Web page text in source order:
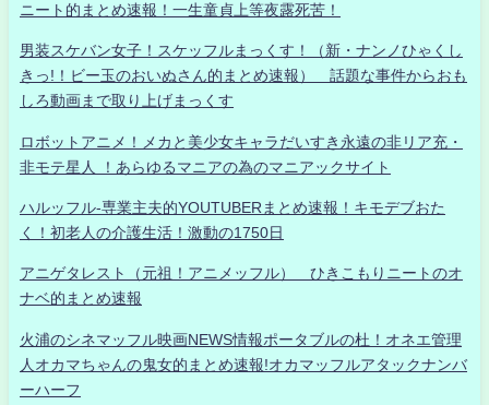
ニート的まとめ速報！一生童貞上等夜露死苦！
男装スケバン女子！スケッフルまっくす！（新・ナンノひゃくし
きっ!！ビー玉のおいぬさん的まとめ速報） 話題な事件からおも
しろ動画まで取り上げまっくす
ロボットアニメ！メカと美少女キャラだいすき永遠の非リア充・
非モテ星人 ！あらゆるマニアの為のマニアックサイト
ハルッフル-専業主夫的YOUTUBERまとめ速報！キモデブおた
く！初老人の介護生活！激動の1750日
アニゲタレスト（元祖！アニメッフル） ひきこもりニートのオ
ナベ的まとめ速報
火浦のシネマッフル映画NEWS情報ポータブルの杜！オネエ管理
人オカマちゃんの鬼女的まとめ速報!オカマッフルアタックナンバ
ーハーフ